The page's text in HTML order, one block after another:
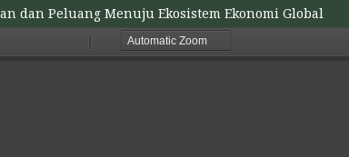
dan Peluang Menuju Ekosistem Ekonomi Global